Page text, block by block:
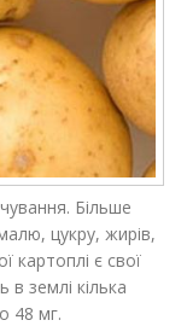
Більше
цукру, жирів,
картоплі є свої
землі кілька
48 мг.